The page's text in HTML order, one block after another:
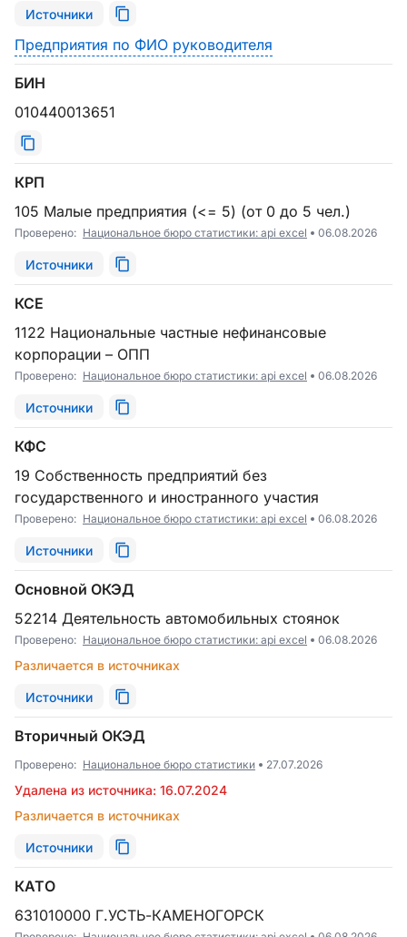
Источники
Предприятия по ФИО руководителя
БИН
010440013651
КРП
105 Малые предприятия (<= 5) (от 0 до 5 чел.)
Проверено: Национальное бюро статистики: api excel 06.08.2026
Источники
КСЕ
1122 Национальные частные нефинансовые
корпорации – ОПП
Проверено: Национальное бюро статистики: api excel 06.08.2026
Источники
КФС
19 Собственность предприятий без
государственного и иностранного участия
Проверено: Национальное бюро статистики: api excel 06.08.2026
Источники
Основной ОКЭД
52214 Деятельность автомобильных стоянок
Проверено: Национальное бюро статистики: api excel 06.08.2026
Различается в источниках
Источники
Вторичный ОКЭД
Проверено: Национальное бюро статистики 27.07.2026
Удалена из источника: 16.07.2024
Различается в источниках
Источники
КАТО
631010000 Г.УСТЬ-КАМЕНОГОРСК